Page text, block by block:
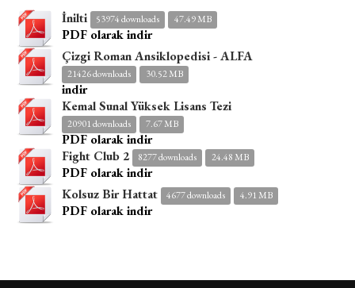
İnilti 53974 downloads 47.49 MB
PDF olarak indir
Çizgi Roman Ansiklopedisi - ALFA
21426 downloads 30.52 MB
indir
Kemal Sunal Yüksek Lisans Tezi
20901 downloads 7.67 MB
PDF olarak indir
Fight Club 2
8277 downloads 24.48 MB
PDF olarak indir
Kolsuz Bir Hattat
4677 downloads 4.91 MB
PDF olarak indir